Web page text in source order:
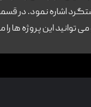
اشاره نمود. در
توانید این پروژه ها